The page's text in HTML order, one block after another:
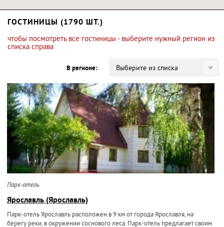
ГОСТИНИЦЫ (1790 ШТ.)
чтобы посмотреть все гостиницы - выберите нужный регион из
списка справа
В регионе: Выберите из списка
Парк-отель
Ярославль (Ярославль)
Парк-отель Ярославль расположен в 9 км от города Ярославля, на
берегу реки, в окружении соснового леса. Парк-отель предлагает своим